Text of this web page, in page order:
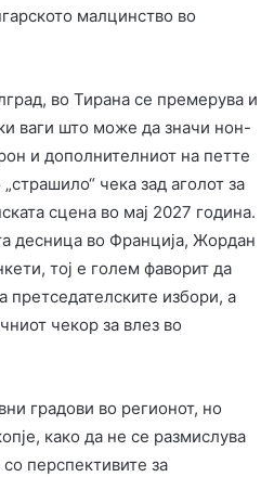
малцинство во
во Тирана се премерува и
ваги што може да значи нон-
и дополнителниот на петте
чека зад аголот за
сцена во мај 2027 година.
десница во Франција, Жордан
тој е голем фаворит да
претседателските избори, а
чекор за влез во
градови во регионот, но
како да не се размислува
перспективите за